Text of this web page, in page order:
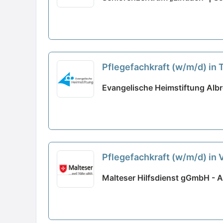
Pflegefachkraft (w/m/d) in
Evangelische Heimstiftung
Pflegefachkraft (w/m/d) in
Malteser Hilfsdienst gGmbH -